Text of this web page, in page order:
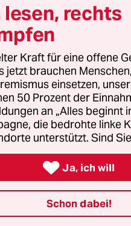
rechts
Kraft für eine offene
jetzt brauchen
einsetzen,
50 Prozent der
an „Alles beginnt
die bedrohte linke
unterstützt. Sind
 Ja, ich will
Schon dabei!